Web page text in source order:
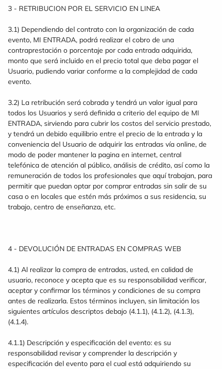
3 - RETRIBUCION POR EL SERVICIO EN LINEA
3.1) Dependiendo del contrato con la organización de cada
evento, MI ENTRADA, podrá realizar el cobro de una
contraprestación o porcentaje por cada entrada adquirida,
monto que será incluido en el precio total que deba pagar el
Usuario, pudiendo variar conforme a la complejidad de cada
evento.
3.2) La retribución será cobrada y tendrá un valor igual para
todos los Usuarios y será definida a criterio del equipo de MI
ENTRADA, sirviendo para cubrir los costos del servicio prestado,
y tendrá un debido equilibrio entre el precio de la entrada y la
conveniencia del Usuario de adquirir las entradas vía online, de
modo de poder mantener la pagina en internet, central
telefónica de atención al público, análisis de crédito, así como la
remuneración de todos los profesionales que aquí trabajan, para
permitir que puedan optar por comprar entradas sin salir de su
casa o en locales que estén más próximos a sus residencia, su
trabajo, centro de enseñanza, etc.
4 - DEVOLUCIÓN DE ENTRADAS EN COMPRAS WEB
4.1) Al realizar la compra de entradas, usted, en calidad de
usuario, reconoce y acepta que es su responsabilidad verificar,
aceptar y confirmar los términos y condiciones de su compra
antes de realizarla. Estos términos incluyen, sin limitación los
siguientes artículos descriptos debajo (4.1.1), (4.1.2), (4.1.3),
(4.1.4).
4.1.1) Descripción y especificación del evento: es su
responsabilidad revisar y comprender la descripción y
especificación del evento para el cual está adquiriendo su